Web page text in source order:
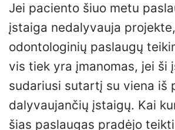
Jei paciento šiuo metu
įstaiga nedalyvauja projekte,
odontologinių paslaugų
vis tiek yra įmanomas, jei ši
sudariusi sutartį su viena iš
dalyvaujančių įstaigų. Kai
šias paslaugas pradėjo